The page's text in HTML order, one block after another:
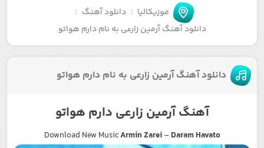
موزیکالیا
دانلود آهنگ
دانلود آهنگ آرمین زارعی به نام دارم هواتو
دانلود آهنگ آرمین زارعی به نام دارم هواتو
آهنگ آرمین زارعی دارم هواتو
Download New MusicArmin Zarei– Daram Havato